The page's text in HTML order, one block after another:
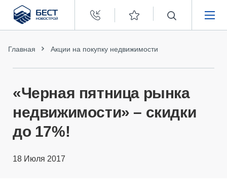
Бест
Новострой
ПОКУПАТЕЛЯМ
ЗАСТРОЙЩИКАМ
О КОМПАНИИ
Главная Акции на покупку недвижимости
«Черная пятница рынка
недвижимости» – скидки
до 17%!
18 Июля 2017